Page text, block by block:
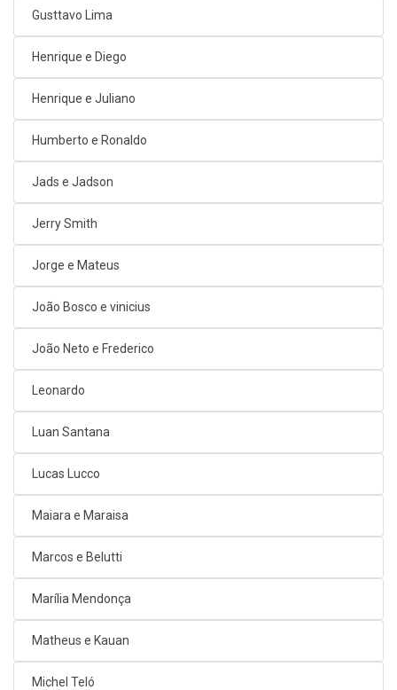
Gusttavo Lima
Henrique e Diego
Henrique e Juliano
Humberto e Ronaldo
Jads e Jadson
Jerry Smith
Jorge e Mateus
João Bosco e vinicius
João Neto e Frederico
Leonardo
Luan Santana
Lucas Lucco
Maiara e Maraisa
Marcos e Belutti
Marília Mendonça
Matheus e Kauan
Michel Teló